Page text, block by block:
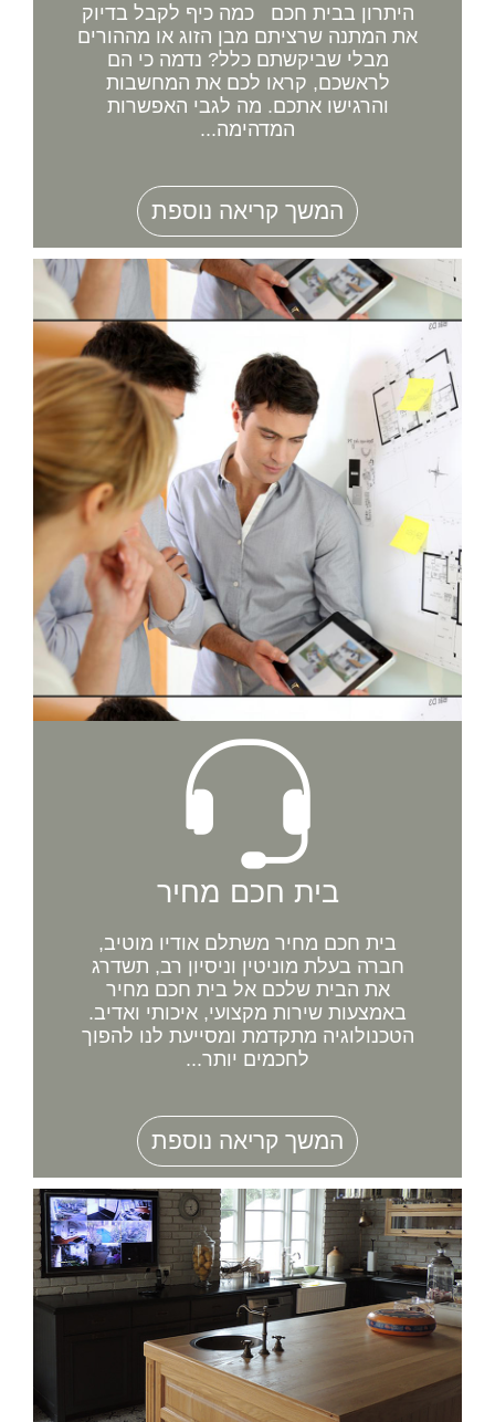
היתרון בבית חכם כמה כיף לקבל בדיוק
את המתנה שרציתם מבן הזוג או מההורים
מבלי שביקשתם כלל? נדמה כי הם
לראשכם, קראו לכם את המחשבות
והרגישו אתכם. מה לגבי האפשרות
המדהימה...
המשך קריאה נוספת
בית חכם מחיר
בית חכם מחיר משתלם אודיו מוטיב,
חברה בעלת מוניטין וניסיון רב, תשדרג
את הבית שלכם אל בית חכם מחיר
באמצעות שירות מקצועי, איכותי ואדיב.
הטכנולוגיה מתקדמת ומסייעת לנו להפוך
לחכמים יותר...
המשך קריאה נוספת